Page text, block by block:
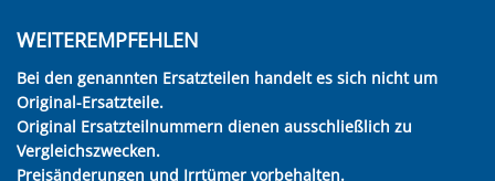
WEITEREMPFEHLEN
Bei den genannten Ersatzteilen handelt es sich nicht um
Original-Ersatzteile.
Original Ersatzteilnummern dienen ausschließlich zu
Vergleichszwecken.
Preisänderungen und Irrtümer vorbehalten.